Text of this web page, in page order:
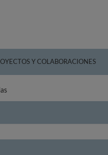
Y COLABORACIONES